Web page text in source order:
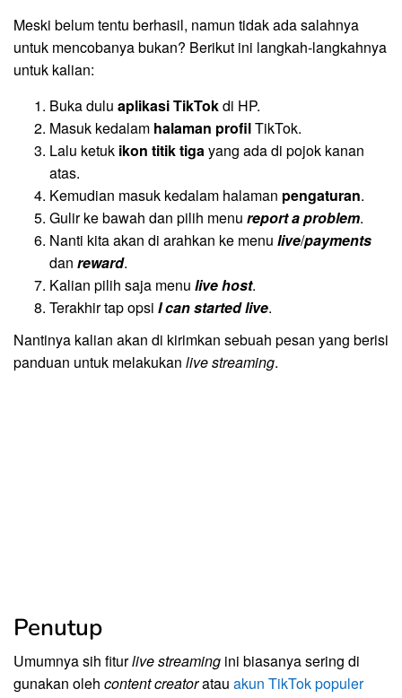
Meski belum tentu berhasil, namun tidak ada salahnya
untuk mencobanya bukan? Berikut ini langkah-langkahnya
untuk kalian:
Buka dulu aplikasi TikTokdi HP.
Masuk kedalam halaman profilTikTok.
Lalu ketuk ikon titik tigayang ada di pojok kanan
atas.
Kemudian masuk kedalam halaman pengaturan.
Gulir ke bawah dan pilih menu report a problem.
Nanti kita akan di arahkan ke menu live/payments
dan reward.
Kalian pilih saja menu live host.
Terakhir tap opsi I can started live.
Nantinya kalian akan di kirimkan sebuah pesan yang berisi
panduan untuk melakukan live streaming.
Penutup
Umumnya sih fiturlive streaming ini biasanya sering di
gunakan oleh content creatoratau akun TikTok populer